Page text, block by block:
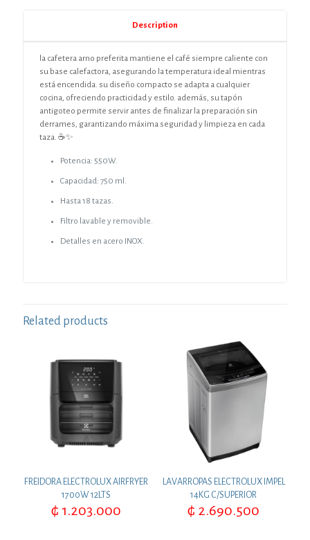
Description
la cafetera arno preferita mantiene el café siempre caliente con
su base calefactora, asegurando la temperatura ideal mientras
está encendida. su diseño compacto se adapta a cualquier
cocina, ofreciendo practicidad y estilo. además, su tapón
antigoteo permite servir antes de finalizar la preparación sin
derrames, garantizando máxima seguridad y limpieza en cada
taza. ☕✨
Potencia: 550W.
Capacidad: 750 ml.
Hasta 18 tazas.
Filtro lavable y removible.
Detalles en acero INOX.
Related products
FREIDORA ELECTROLUX AIRFRYER
1700W 12LTS
₲ 1.203.000
LAVARROPAS ELECTROLUX IMPEL
14KG C/SUPERIOR
₲ 2.690.500